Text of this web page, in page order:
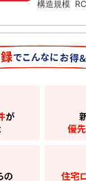
構造規模
イスウッド下
横浜市鶴見
お気